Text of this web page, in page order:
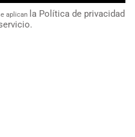
aplican
la Política de privacidad